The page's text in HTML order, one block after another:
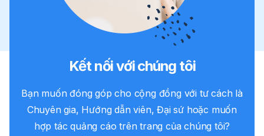
Kết nối với chúng tôi
Bạn muốn đóng góp cho cộng đồng với tư cách là
Chuyên gia, Hướng dẫn viên, Đại sứ hoặc muốn
hợp tác quảng cáo trên trang của chúng tôi?